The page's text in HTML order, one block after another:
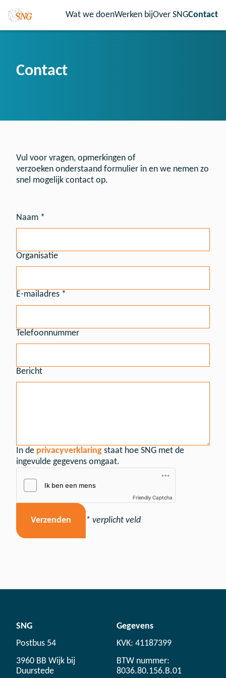
Wat we doenWerken bijOver SNGContact
Contact
Vul voor vragen, opmerkingen of
verzoeken onderstaand formulier in en we nemen zo
snel mogelijk contact op.
Naam *
Organisatie
E-mailadres *
Telefoonnummer
Bericht
In de privacyverklaring staat hoe SNG met de
ingevulde gegevens omgaat.
Friendly Captcha
Verzenden * verplicht veld
SNG
Postbus 54
3960 BB Wijk bij
Duurstede
Gegevens
KVK: 41187399
BTW nummer:
8036.80.156.B.01